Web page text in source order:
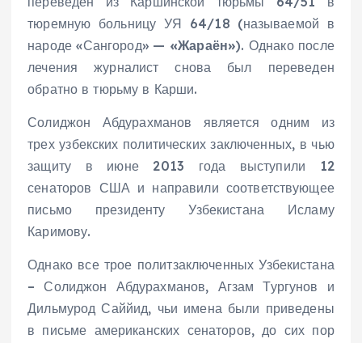
тюремную больницу УЯ 64/18 (называемой в
народе «Сангород» — «Жараён»). Однако после
лечения журналист снова был переведен
обратно в тюрьму в Карши.
Солиджон Абдурахманов является одним из
трех узбекских политических заключенных, в чью
защиту в июне 2013 года выступили 12
сенаторов США и направили соответствующее
письмо президенту Узбекистана Исламу
Каримову.
Однако все трое политзаключенных Узбекистана
– Солиджон Абдурахманов, Агзам Тургунов и
Дильмурод Саййид, чьи имена были приведены
в письме американских сенаторов, до сих пор